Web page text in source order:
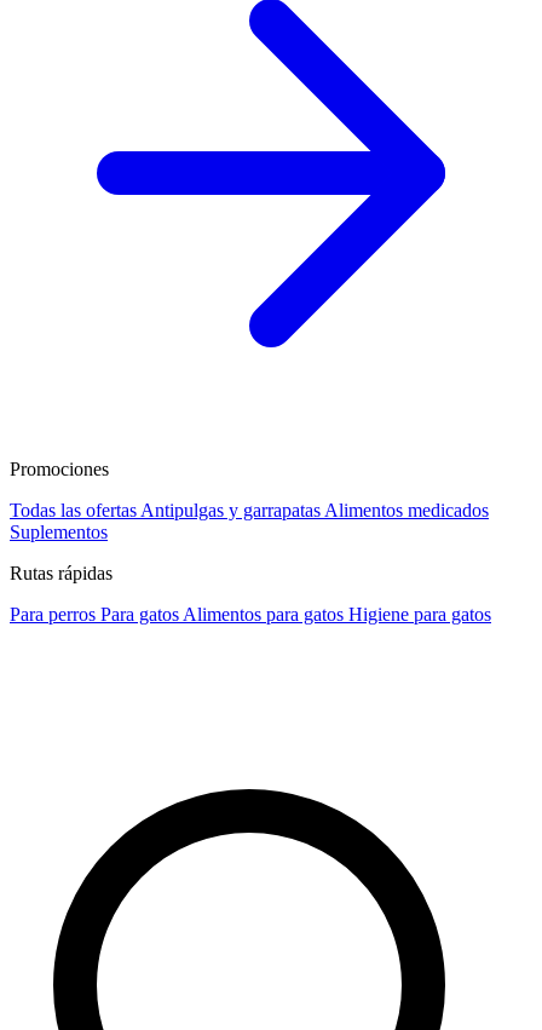
Promociones
Todas las ofertas Antipulgas y garrapatas Alimentos medicados
Suplementos
Rutas rápidas
Para perros Para gatos Alimentos para gatos Higiene para gatos